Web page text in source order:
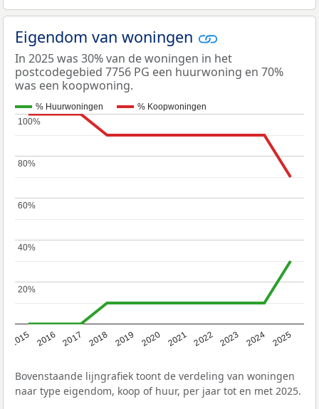
Eigendom van woningen
In 2025 was 30% van de woningen in het
postcodegebied 7756 PG een huurwoning en 70%
was een koopwoning.
% Huurwoningen % Koopwoningen
2015 2016 2017 2018 2019 2020 2021 2022 2023 2024 2025
20%
20%
40%
40%
60%
60%
80%
80%
100%
100%
Bovenstaande lijngrafiek toont de verdeling van woningen
naar type eigendom, koop of huur, per jaar tot en met 2025.